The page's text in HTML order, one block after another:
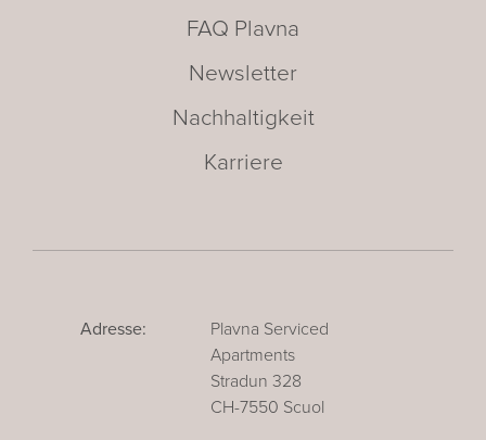
FAQ Plavna
Newsletter
Nachhaltigkeit
Karriere
Adresse:
Plavna Serviced
Apartments
Stradun 328
CH-7550 Scuol